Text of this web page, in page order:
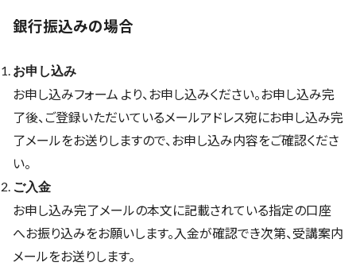
銀行振込みの場合
お申し込み
お申し込みフォーム より、お申し込みください。お申し込み完
了後、ご登録いただいているメールアドレス宛にお申し込み完
了メールをお送りしますので、お申し込み内容をご確認くださ
い。
ご入金
お申し込み完了メールの本文に記載されている指定の口座
へお振り込みをお願いします。入金が確認でき次第、受講案内
メールをお送りします。